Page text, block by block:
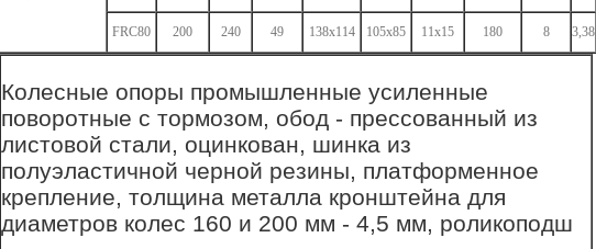
FRC80 200 240 49 138x114 105x85 11x15 180 8 3,38
Колесные опоры промышленные усиленные
поворотные с тормозом, обод - прессованный из
листовой стали, оцинкован, шинка из
полуэластичной черной резины, платформенное
крепление, толщина металла кронштейна для
диаметров колес 160 и 200 мм - 4,5 мм, роликоподш